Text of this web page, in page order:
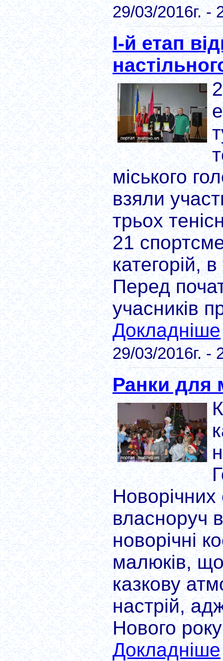
29/03/2016г. -
І-й етап
міського
взяли
трьох
21
категорій,
Перед
учасників
Докладніше
29/03/2016г. -
Ранки для
Новорічних
власноруч
новорічні
малюків,
казкову
настрій,
Нового
Докладніше